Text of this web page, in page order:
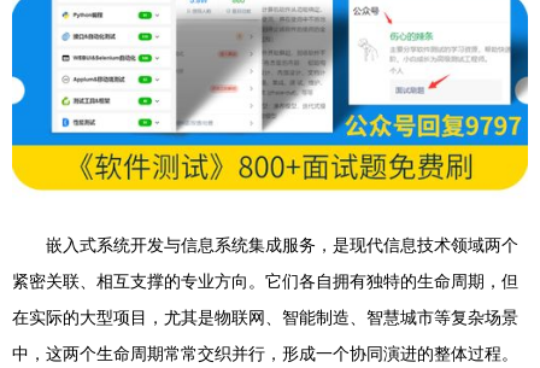
嵌入式系统开发与信息系统集成服务，是现代信息技术领域两个
紧密关联、相互支撑的专业方向。它们各自拥有独特的生命周期，但
在实际的大型项目，尤其是物联网、智能制造、智慧城市等复杂场景
中，这两个生命周期常常交织并行，形成一个协同演进的整体过程。